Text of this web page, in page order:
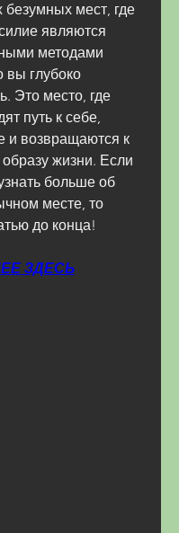
безумных мест, где
являются
методами
вы глубоко
Это место, где
путь к себе,
и возвращаются к
жизни. Если
больше об
месте, то
до конца!
ЗДЕСЬ